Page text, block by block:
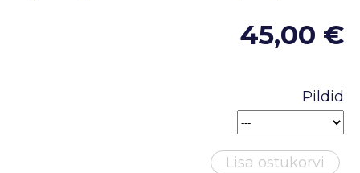
45,00 €
Pildid
Lisa ostukorvi